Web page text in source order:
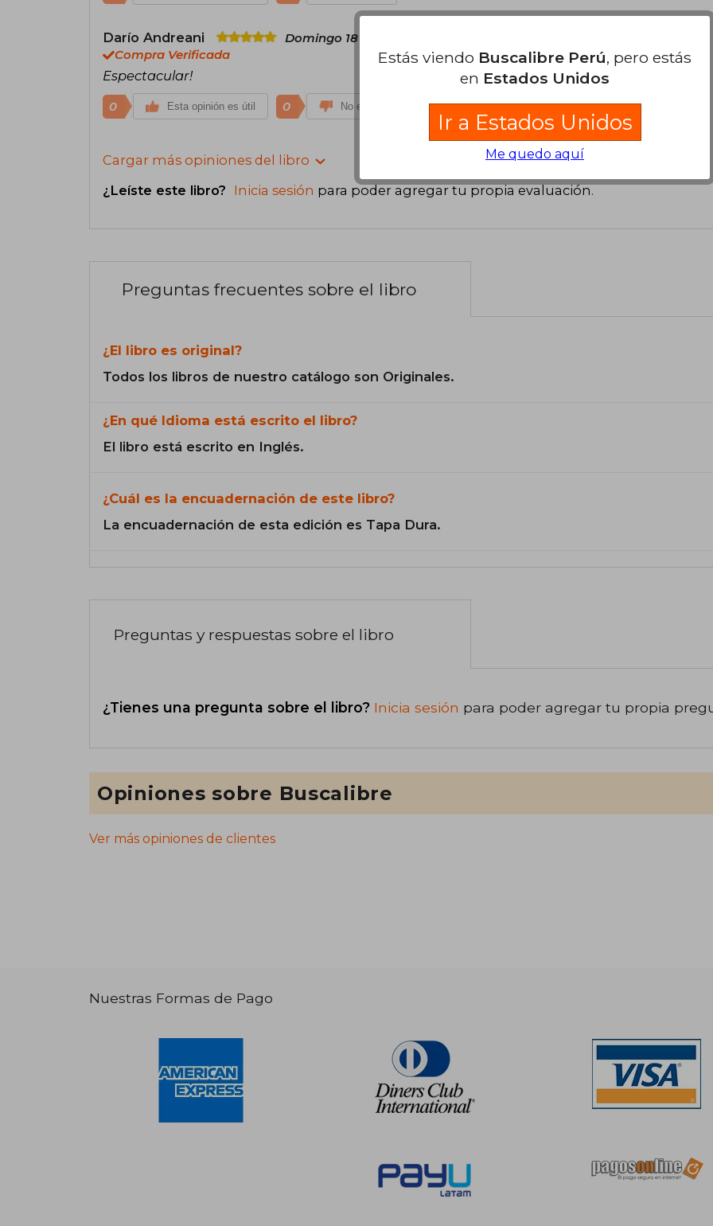
Darío Andreani
Domingo 18 de Agosto, 2024
Compra Verificada
Espectacular!
0 Esta opinión es útil 0 No es útil
Cargar más opiniones del libro
¿Leíste este libro? Inicia sesión para poder agregar tu propia evaluación.
Preguntas frecuentes sobre el libro
¿El libro es original?
Todos los libros de nuestro catálogo son Originales.
¿En qué Idioma está escrito el libro?
El libro está escrito en Inglés.
¿Cuál es la encuadernación de este libro?
La encuadernación de esta edición es Tapa Dura.
Preguntas y respuestas sobre el libro
¿Tienes una pregunta sobre el libro? Inicia sesión para poder agregar tu propia
Opiniones sobre Buscalibre
Ver más opiniones de clientes
Nuestras Formas de Pago
Estás viendo Buscalibre Perú, pero estás
en Estados Unidos
Ir a Estados Unidos
Me quedo aquí